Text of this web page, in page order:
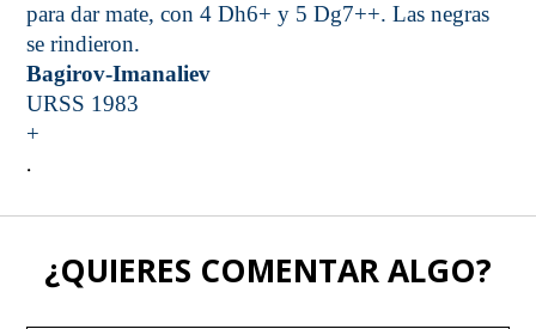
para dar mate, con 4 Dh6+ y 5 Dg7++. Las negras
se rindieron.
Bagirov-Imanaliev
URSS 1983
+
.
¿QUIERES COMENTAR ALGO?